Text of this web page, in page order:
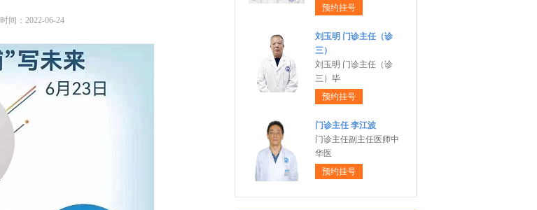
间：2022-06-24
预约挂号
刘玉明 门诊主任（诊
三）
刘玉明 门诊主任（诊
三）毕
预约挂号
门诊主任 李江波
门诊主任副主任医师中
华医
预约挂号